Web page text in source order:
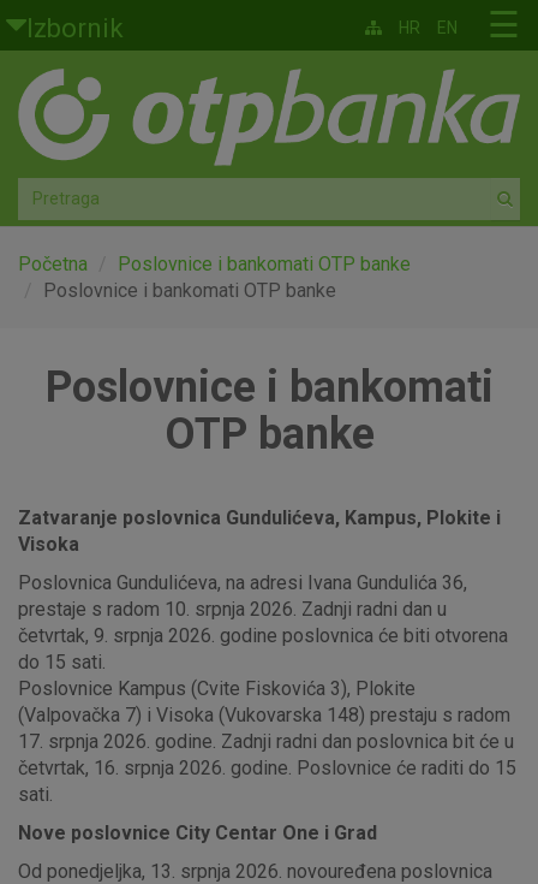
Skoči na glavni sadržaj
Izbornik
Građani
Privatno bankarstvo
Agro
Mala poduzeća i obrtnici
Globalna tržišta
☰
HR EN
Početna
Poslovnice i bankomati OTP banke
Poslovnice i bankomati OTP banke
Poslovnice i bankomati
OTP banke
Zatvaranje poslovnica Gundulićeva, Kampus, Plokite i
Visoka
Poslovnica Gundulićeva, na adresi Ivana Gundulića 36,
prestaje s radom 10. srpnja 2026. Zadnji radni dan u
četvrtak, 9. srpnja 2026. godine poslovnica će biti otvorena
do 15 sati.
Poslovnice Kampus (Cvite Fiskovića 3), Plokite
(Valpovačka 7) i Visoka (Vukovarska 148) prestaju s radom
17. srpnja 2026. godine. Zadnji radni dan poslovnica bit će u
četvrtak, 16. srpnja 2026. godine. Poslovnice će raditi do 15
sati.
Nove poslovnice City Centar One i Grad
Od ponedjeljka, 13. srpnja 2026. novouređena poslovnica